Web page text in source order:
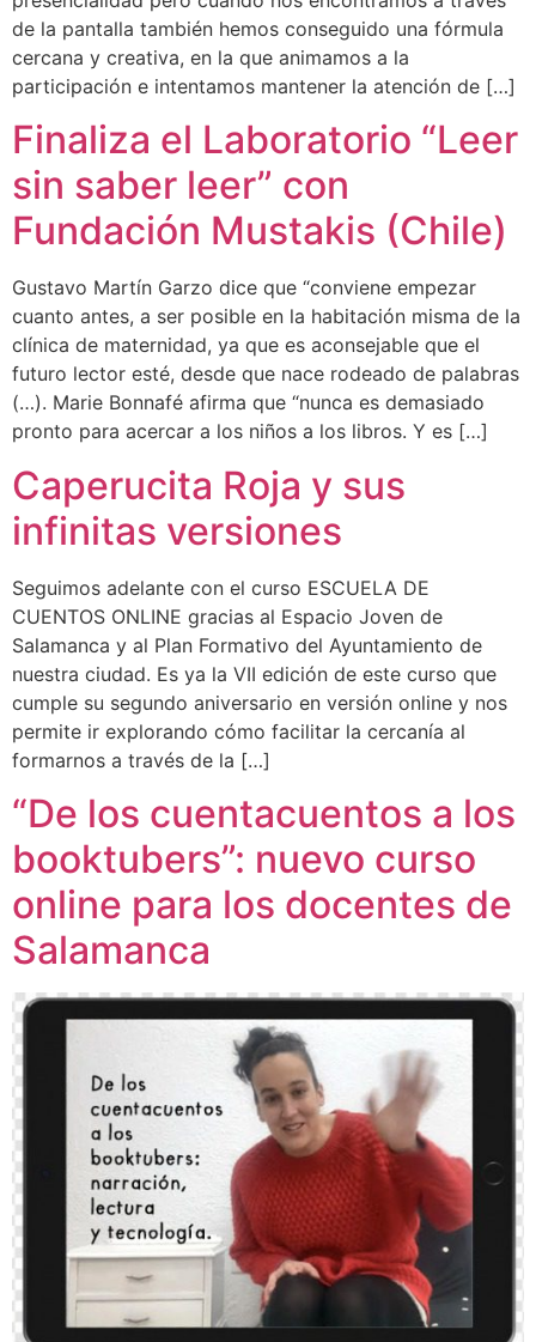
de la pantalla también hemos conseguido una fórmula
cercana y creativa, en la que animamos a la
participación e intentamos mantener la atención de […]
Finaliza el Laboratorio “Leer
sin saber leer” con
Fundación Mustakis (Chile)
Gustavo Martín Garzo dice que “conviene empezar
cuanto antes, a ser posible en la habitación misma de la
clínica de maternidad, ya que es aconsejable que el
futuro lector esté, desde que nace rodeado de palabras
(…). Marie Bonnafé afirma que “nunca es demasiado
pronto para acercar a los niños a los libros. Y es […]
Caperucita Roja y sus
infinitas versiones
Seguimos adelante con el curso ESCUELA DE
CUENTOS ONLINE gracias al Espacio Joven de
Salamanca y al Plan Formativo del Ayuntamiento de
nuestra ciudad. Es ya la VII edición de este curso que
cumple su segundo aniversario en versión online y nos
permite ir explorando cómo facilitar la cercanía al
formarnos a través de la […]
“De los cuentacuentos a los
booktubers”: nuevo curso
online para los docentes de
Salamanca